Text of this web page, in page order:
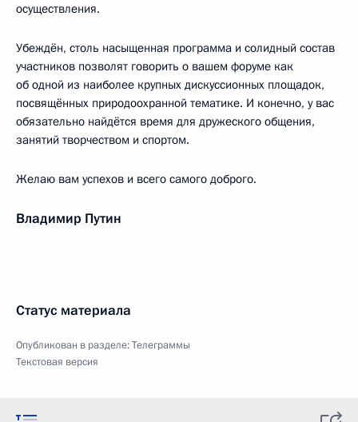
осуществления.
Убеждён, столь насыщенная программа и солидный состав
участников позволят говорить о вашем форуме как
об одной из наиболее крупных дискуссионных площадок,
посвящённых природоохранной тематике. И конечно, у вас
обязательно найдётся время для дружеского общения,
занятий творчеством и спортом.
Желаю вам успехов и всего самого доброго.
Владимир Путин
Статус материала
Опубликован в разделе:Телеграммы
Текстовая версия